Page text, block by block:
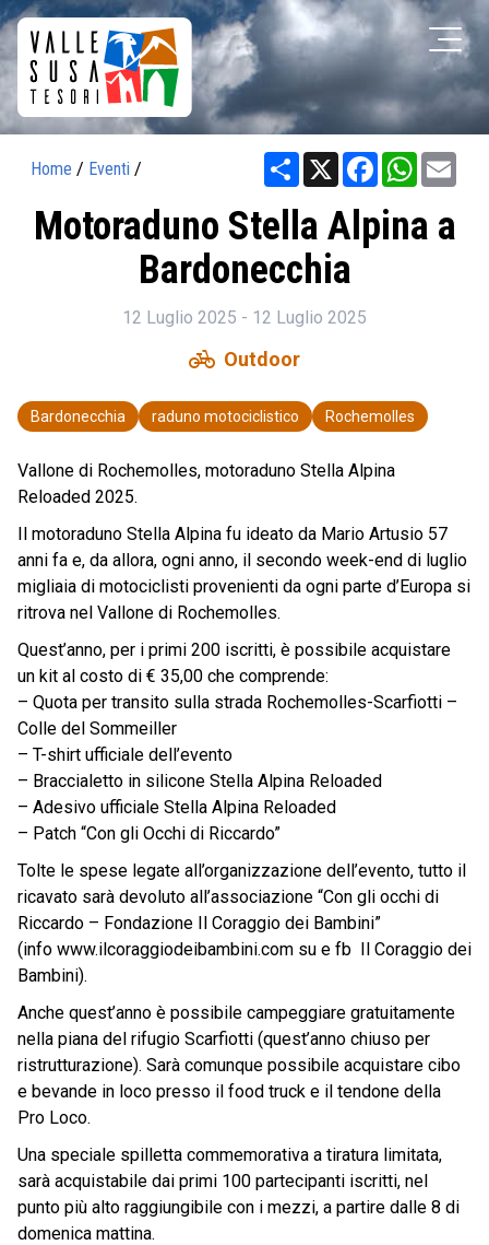
Home / Eventi / Share X Facebook
Motoraduno Stella Alpina a
Bardonecchia
12 Luglio 2025 - 12 Luglio 2025
pedal_bike Outdoor
Bardonecchia raduno motociclistico Rochemolles
Vallone di Rochemolles, motoraduno Stella Alpina
Reloaded 2025.
Il motoraduno Stella Alpina fu ideato da Mario Artusio 57
anni fa e, da allora, ogni anno, il secondo week-end di luglio
migliaia di motociclisti provenienti da ogni parte d’Europa si
ritrova nel Vallone di Rochemolles.
Quest’anno, per i primi 200 iscritti, è possibile acquistare
un kit al costo di € 35,00 che comprende:
– Quota per transito sulla strada Rochemolles-Scarfiotti –
Colle del Sommeiller
– T-shirt ufficiale dell’evento
– Braccialetto in silicone Stella Alpina Reloaded
– Adesivo ufficiale Stella Alpina Reloaded
– Patch “Con gli Occhi di Riccardo”
Tolte le spese legate all’organizzazione dell’evento, tutto il
ricavato sarà devoluto all’associazione “Con gli occhi di
Riccardo – Fondazione Il Coraggio dei Bambini”
(info www.ilcoraggiodeibambini.com su e fb Il Coraggio dei
Bambini).
Anche quest’anno è possibile campeggiare gratuitamente
nella piana del rifugio Scarfiotti (quest’anno chiuso per
ristrutturazione). Sarà comunque possibile acquistare cibo
e bevande in loco presso il food truck e il tendone della
Pro Loco.
Una speciale spilletta commemorativa a tiratura limitata,
sarà acquistabile dai primi 100 partecipanti iscritti, nel
punto più alto raggiungibile con i mezzi, a partire dalle 8 di
domenica mattina.